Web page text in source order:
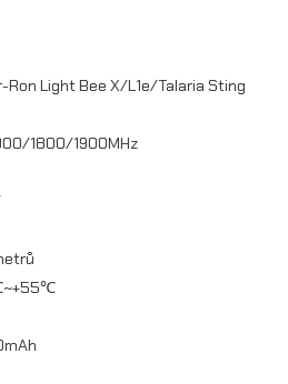
Ron Light Bee X/L1e/Talaria Sting
1800/1900MHz